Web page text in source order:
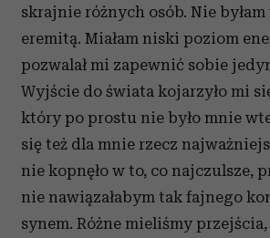
skrajnie różnych osób. Nie
eremitą. Miałam niski poziom
pozwalał mi zapewnić sobie
Wyjście do świata kojarzyło mi
który po prostu nie było mnie
się też dla mnie rzecz
nie kopnęło w to, co najczulsze,
nie nawiązałabym tak fajnego
synem. Różne mieliśmy